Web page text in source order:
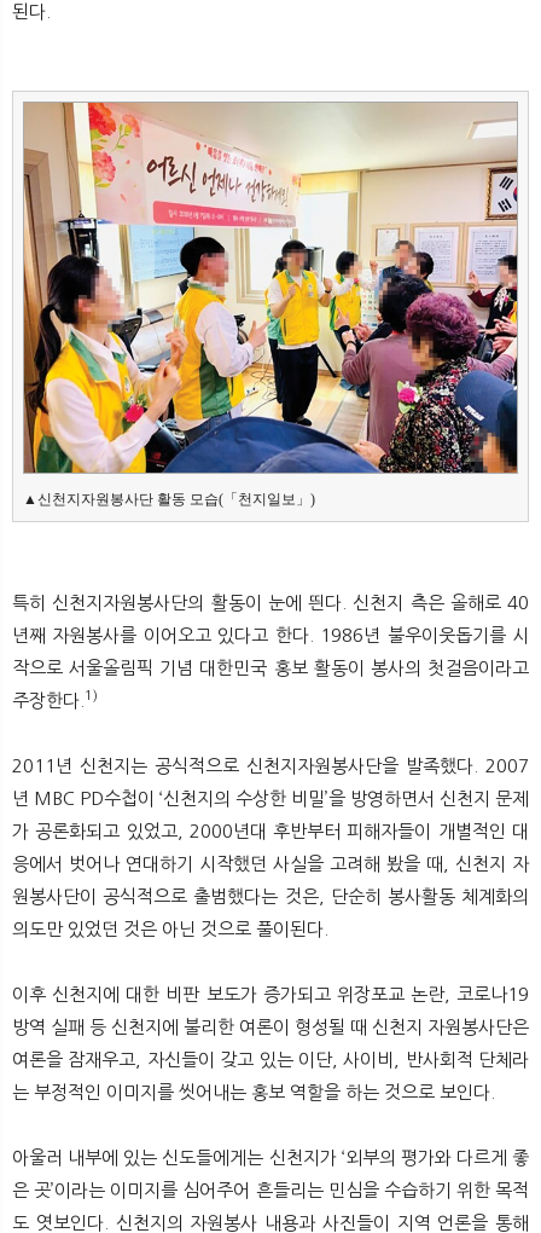
된다.
▲신천지자원봉사단 활동 모습(「천지일보」)
특히 신천지자원봉사단의 활동이 눈에 띈다. 신천지 측은 올해로 40
년째 자원봉사를 이어오고 있다고 한다. 1986년 불우이웃돕기를 시
작으로 서울올림픽 기념 대한민국 홍보 활동이 봉사의 첫걸음이라고
주장한다. 1)
2011년 신천지는 공식적으로 신천지자원봉사단을 발족했다. 2007
년 MBC PD수첩이 ‘신천지의 수상한 비밀’을 방영하면서 신천지 문제
가 공론화되고 있었고, 2000년대 후반부터 피해자들이 개별적인 대
응에서 벗어나 연대하기 시작했던 사실을 고려해 봤을 때, 신천지 자
원봉사단이 공식적으로 출범했다는 것은, 단순히 봉사활동 체계화의
의도만 있었던 것은 아닌 것으로 풀이된다.
이후 신천지에 대한 비판 보도가 증가되고 위장포교 논란, 코로나19
방역 실패 등 신천지에 불리한 여론이 형성될 때 신천지 자원봉사단은
여론을 잠재우고, 자신들이 갖고 있는 이단, 사이비, 반사회적 단체라
는 부정적인 이미지를 씻어내는 홍보 역할을 하는 것으로 보인다.
아울러 내부에 있는 신도들에게는 신천지가 ‘외부의 평가와 다르게 좋
은 곳’이라는 이미지를 심어주어 흔들리는 민심을 수습하기 위한 목적
도 엿보인다. 신천지의 자원봉사 내용과 사진들이 지역 언론을 통해